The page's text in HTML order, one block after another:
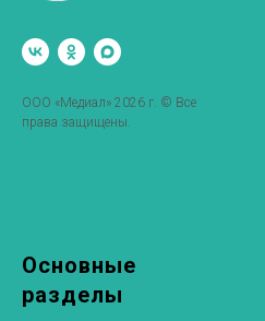
ООО «Медиал» 2026 г. © Все
права защищены.
Основные
разделы